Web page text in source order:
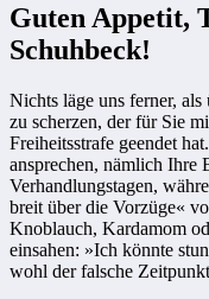
Guten Appetit,
Schuhbeck!
Nichts läge uns ferner, als
zu scherzen, der für Sie
Freiheitsstrafe geendet
ansprechen, nämlich Ihre
Verhandlungstagen,
breit über die Vorzüge«
Knoblauch, Kardamom
einsahen: »Ich könnte
wohl der falsche